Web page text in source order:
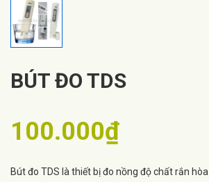
BÚT ĐO TDS
100.000₫
Bút đo TDS là thiết bị đo nồng độ chất rắn